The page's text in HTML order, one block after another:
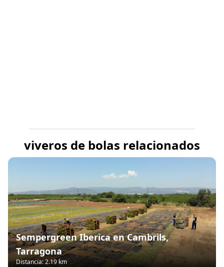
viveros de bolas relacionados
Sempergreen Iberica en Cambrils,
Tarragona
Distancia: 2.19 km